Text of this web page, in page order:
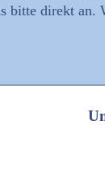
bitte direkt an.